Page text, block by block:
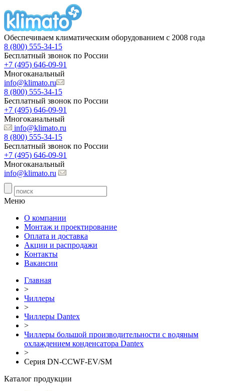
Обеспечиваем климатическим оборудованием с 2008 года
8 (800) 555-34-15
Бесплатный звонок по России
+7 (495) 646-09-91
Многоканальный
info@klimato.ru
8 (800) 555-34-15
Бесплатный звонок по России
+7 (495) 646-09-91
Многоканальный
info@klimato.ru
8 (800) 555-34-15
Бесплатный звонок по России
+7 (495) 646-09-91
Многоканальный
info@klimato.ru
Меню
О компании
Монтаж и проектирование
Оплата и доставка
Акции и распродажи
Контакты
Вакансии
Главная
>
Чиллеры
>
Чиллеры Dantex
>
Чиллеры большой производительности с водяным
охлаждением конденсатора Dantex
>
Серия DN-CCWF-EV/SM
Каталог продукции